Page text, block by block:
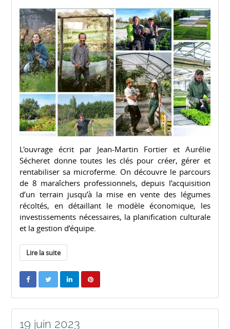
L'ouvrage écrit par Jean-Martin Fortier et Aurélie
Sécheret donne toutes les clés pour créer, gérer et
rentabiliser sa microferme. On découvre le parcours
de 8 maraîchers professionnels, depuis l’acquisition
d’un terrain jusqu’à la mise en vente des légumes
récoltés, en détaillant le modèle économique, les
investissements nécessaires, la planification culturale
et la gestion d’équipe.
Lire la suite
19 juin 2023